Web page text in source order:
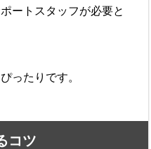
ートスタッフが必要と
ったりです。
コツ